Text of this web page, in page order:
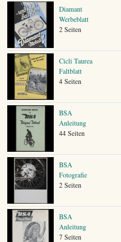
Diamant
Werbeblatt
2 Seiten
Cicli Taurea
Faltblatt
4 Seiten
BSA
Anleitung
44 Seiten
BSA
Fotografie
2 Seiten
BSA
Anleitung
7 Seiten